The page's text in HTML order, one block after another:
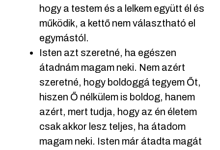
hogy a testem és a lelkem együtt él és
működik, a kettő nem választható el
egymástól.
Isten azt szeretné, ha egészen
átadnám magam neki. Nem azért
szeretné, hogy boldoggá tegyem Őt,
hiszen Ő nélkülem is boldog, hanem
azért, mert tudja, hogy az én életem
csak akkor lesz teljes, ha átadom
magam neki. Isten már átadta magát